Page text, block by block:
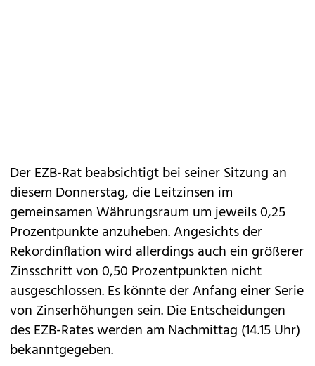
Der EZB-Rat beabsichtigt bei seiner Sitzung an
diesem Donnerstag, die Leitzinsen im
gemeinsamen Währungsraum um jeweils 0,25
Prozentpunkte anzuheben. Angesichts der
Rekordinflation wird allerdings auch ein größerer
Zinsschritt von 0,50 Prozentpunkten nicht
ausgeschlossen. Es könnte der Anfang einer Serie
von Zinserhöhungen sein. Die Entscheidungen
des EZB-Rates werden am Nachmittag (14.15 Uhr)
bekanntgegeben.